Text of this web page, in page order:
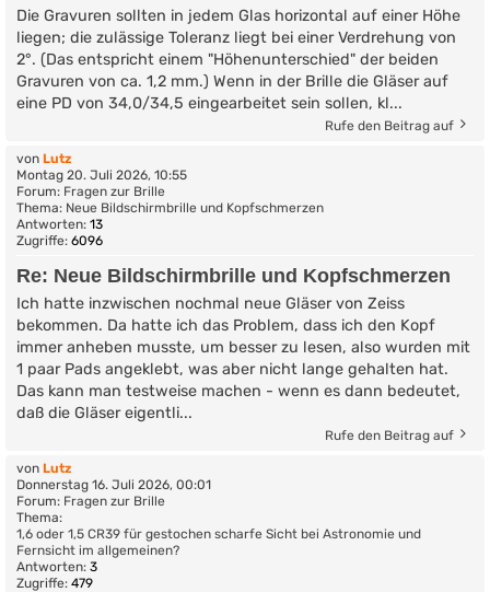
Die Gravuren sollten in jedem Glas horizontal auf einer Höhe
liegen; die zulässige Toleranz liegt bei einer Verdrehung von
2°. (Das entspricht einem "Höhenunterschied" der beiden
Gravuren von ca. 1,2 mm.) Wenn in der Brille die Gläser auf
eine PD von 34,0/34,5 eingearbeitet sein sollen, kl...
Rufe den Beitrag auf
von Lutz
Montag 20. Juli 2026, 10:55
Forum: Fragen zur Brille
Thema: Neue Bildschirmbrille und Kopfschmerzen
Antworten: 13
Zugriffe: 6096
Re: Neue Bildschirmbrille und Kopfschmerzen
Ich hatte inzwischen nochmal neue Gläser von Zeiss
bekommen. Da hatte ich das Problem, dass ich den Kopf
immer anheben musste, um besser zu lesen, also wurden mit
1 paar Pads angeklebt, was aber nicht lange gehalten hat.
Das kann man testweise machen - wenn es dann bedeutet,
daß die Gläser eigentli...
Rufe den Beitrag auf
von Lutz
Donnerstag 16. Juli 2026, 00:01
Forum: Fragen zur Brille
Thema:
1,6 oder 1,5 CR39 für gestochen scharfe Sicht bei Astronomie und
Fernsicht im allgemeinen?
Antworten: 3
Zugriffe: 479